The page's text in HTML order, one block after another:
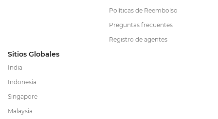
Políticas de Reembolso
Preguntas frecuentes
Registro de agentes
Sitios Globales
India
Indonesia
Singapore
Malaysia